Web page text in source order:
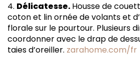
4. Délicatesse.Housse de
coton et lin ornée de volants et
florale sur le pourtour. Plusieurs
coordonner avec le drap de
taies d’oreiller. zarahome.com/fr